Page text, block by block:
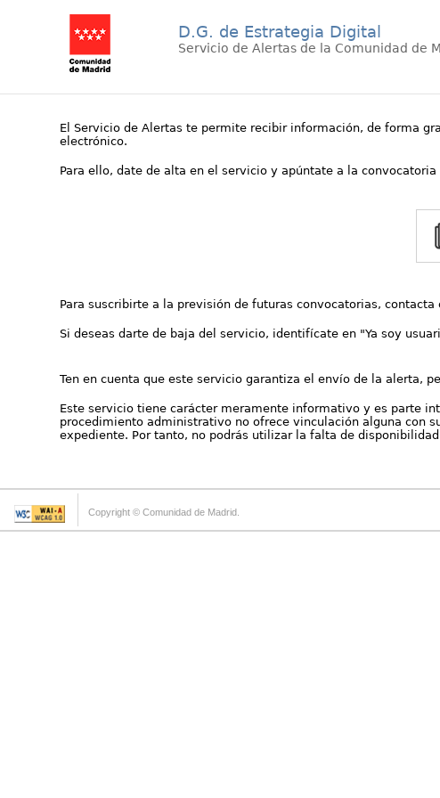
D.G. de Estrategia Digital
Servicio de Alertas de la Comunidad de
El Servicio de Alertas te permite recibir información, de forma
electrónico.
Para ello, date de alta en el servicio y apúntate a la convocatoria
Para suscribirte a la previsión de futuras convocatorias,
Si deseas darte de baja del servicio, identifícate en "Ya soy
Ten en cuenta que este servicio garantiza el envío de la alerta,
Este servicio tiene carácter meramente informativo y es parte
procedimiento administrativo no ofrece vinculación alguna con
expediente. Por tanto, no podrás utilizar la falta de
Copyright © Comunidad de Madrid.